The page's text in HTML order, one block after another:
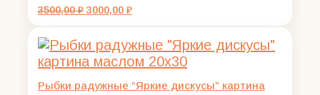
3500,00₽ Первоначальная
3500,00 ₽.
3000,00 ₽Текущая
Рыбки радужные “Яркие дискусы” картина